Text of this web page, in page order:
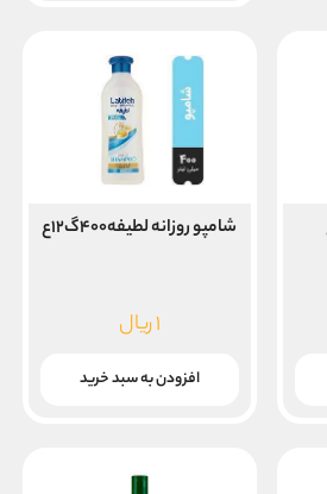
شامپو روزانه لطیفه۴۰۰گ۱۲ع
۱ریال
افزودن به سبد خرید